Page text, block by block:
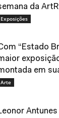
da
Exposições
“Estado
em
Arte